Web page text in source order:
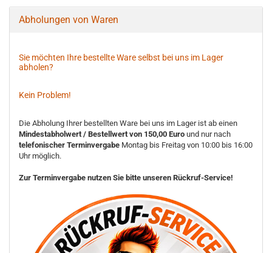
Abholungen von Waren
Sie möchten Ihre bestellte Ware selbst bei uns im Lager
abholen?
Kein Problem!
Die Abholung Ihrer bestellten Ware bei uns im Lager ist ab einen
Mindestabholwert / Bestellwert von 150,00 Euro und nur nach
telefonischer Terminvergabe Montag bis Freitag von 10:00 bis 16:00
Uhr möglich.
Zur Terminvergabe nutzen Sie bitte unseren Rückruf-Service!